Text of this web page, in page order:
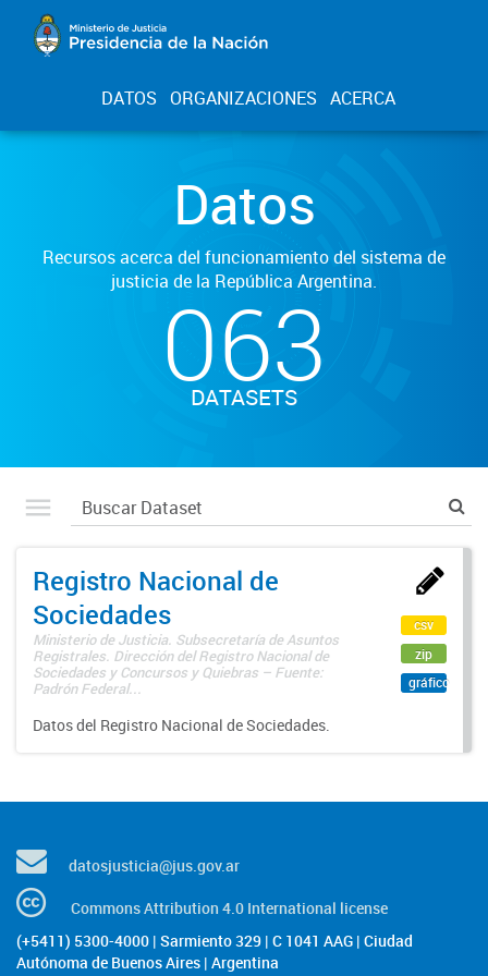
DATOS ORGANIZACIONES ACERCA
Datos
Recursos acerca del funcionamiento del sistema de
justicia de la República Argentina.
063
DATASETS
Registro Nacional de
Sociedades
Ministerio de Justicia. Subsecretaría de Asuntos
Registrales. Dirección del Registro Nacional de
Sociedades y Concursos y Quiebras – Fuente:
Padrón Federal...
Datos del Registro Nacional de Sociedades.
csv
zip
gráfico
datosjusticia@jus.gov.ar
Commons Attribution 4.0 International license
(+5411) 5300-4000 | Sarmiento 329 | C 1041 AAG | Ciudad
Autónoma de Buenos Aires | Argentina